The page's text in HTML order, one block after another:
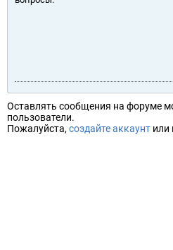
Оставлять сообщения на форуме
пользователи.
Пожалуйста, создайте аккаунт или